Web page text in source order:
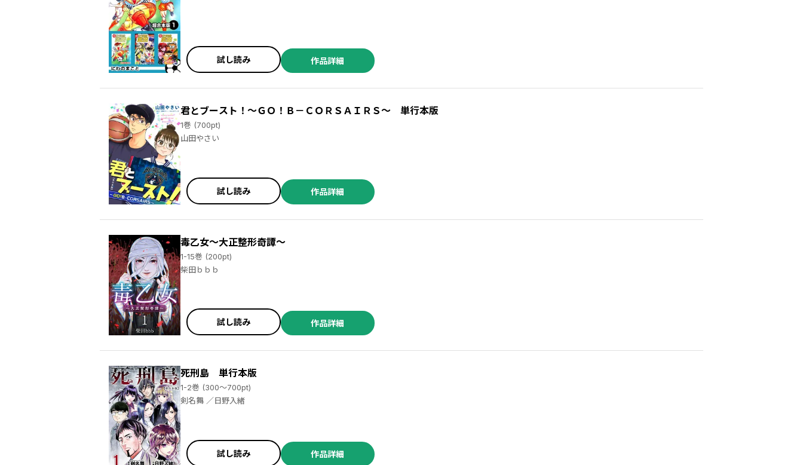
試し読み 作品詳細
君とブースト！～ＧＯ！Ｂ－ＣＯＲＳＡＩＲＳ～ 単行本版
1巻 (700pt)
山田やさい
試し読み 作品詳細
毒乙女～大正整形奇譚～
1-15巻 (200pt)
柴田ｂｂｂ
試し読み 作品詳細
死刑島 単行本版
1-2巻 (300～700pt)
剣名舞 ／日野入緒
試し読み 作品詳細